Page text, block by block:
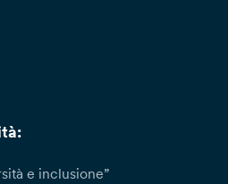
e inclusione”